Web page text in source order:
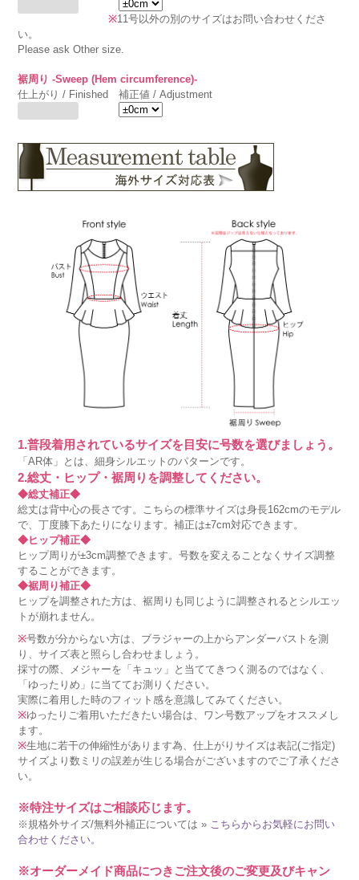
※11号以外の別のサイズはお問い合わせくださ
い。
Please ask Other size.
裾周り -Sweep (Hem circumference)-
仕上がり / Finished
補正値 / Adjustment
1.普段着用されているサイズを目安に号数を選びましょう。
「AR体」とは、細身シルエットのパターンです。
2.総丈・ヒップ・裾周りを調整してください。
◆総丈補正◆
総丈は背中心の長さです。こちらの標準サイズは身長162cmのモデル
で、丁度膝下あたりになります。補正は±7cm対応できます。
◆ヒップ補正◆
ヒップ周りが±3cm調整できます。号数を変えることなくサイズ調整
することができます。
◆裾周り補正◆
ヒップを調整された方は、裾周りも同じように調整されるとシルエッ
トが崩れません。
※号数が分からない方は、ブラジャーの上からアンダーバストを測
り、サイズ表と照らし合わせましょう。
採寸の際、メジャーを「キュッ」と当ててきつく測るのではなく、
「ゆったりめ」に当ててお測りください。
実際に着用した時のフィット感を意識してみてください。
※ゆったりご着用いただきたい場合は、ワン号数アップをオススメし
ます。
※生地に若干の伸縮性があります為、仕上がりサイズは表記(ご指定)
サイズより数ミリの誤差が生じる場合がございますのでご了承くださ
い。
※特注サイズはご相談応じます。
※規格外サイズ/無料外補正については » こちらからお気軽にお問い
合わせください。
※オーダーメイド商品につきご注文後のご変更及びキャン